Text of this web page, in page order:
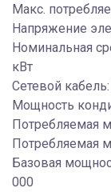
Макс.
Напряжение
Номинальная
кВт
Сетевой
Мощность
Потребляемая
Потребляемая
Базовая
000